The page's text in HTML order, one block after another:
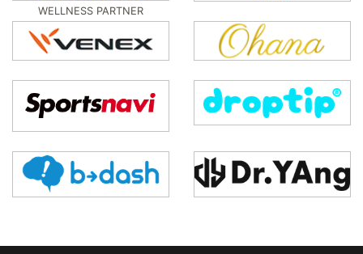
WELLNESS PARTNER